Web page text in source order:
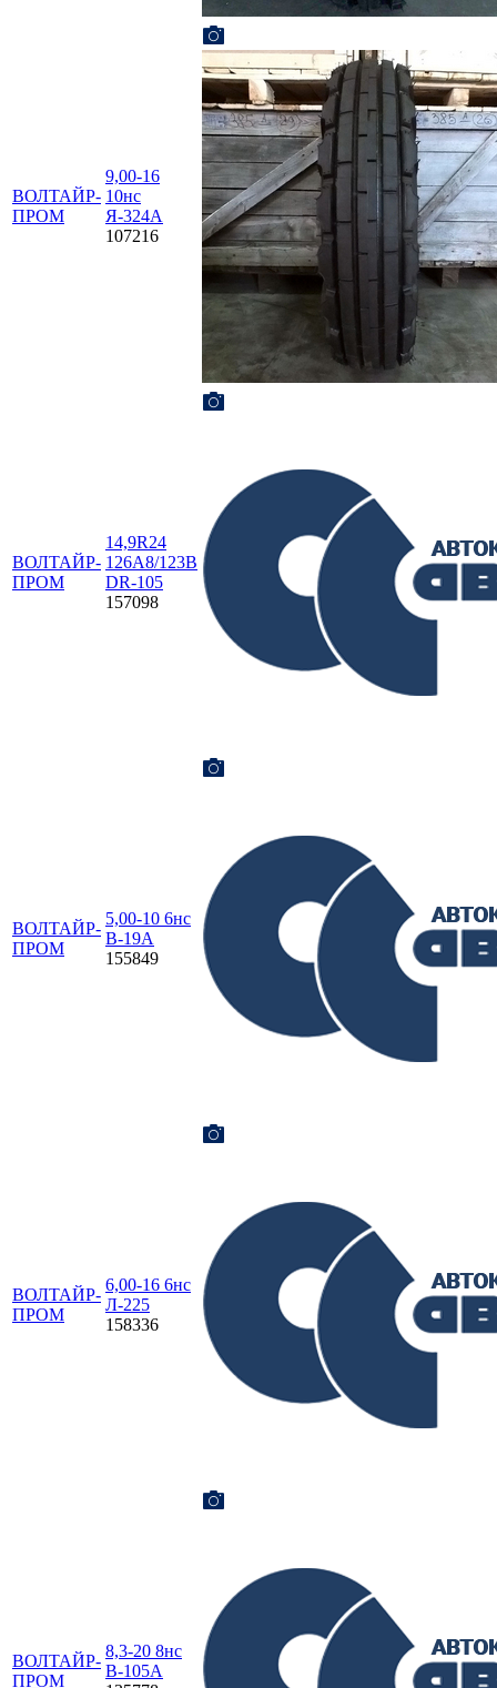
ВОЛТАЙР-
ПРОМ
9,00-16
10нс
Я-324А
107216
ВОЛТАЙР-
ПРОМ
14,9R24
126А8/123В
DR-105
157098
ВОЛТАЙР-
ПРОМ
5,00-10 6нс
В-19А
155849
ВОЛТАЙР-
ПРОМ
6,00-16 6нс
Л-225
158336
ВОЛТАЙР-
ПРОМ
8,3-20 8нс
В-105А